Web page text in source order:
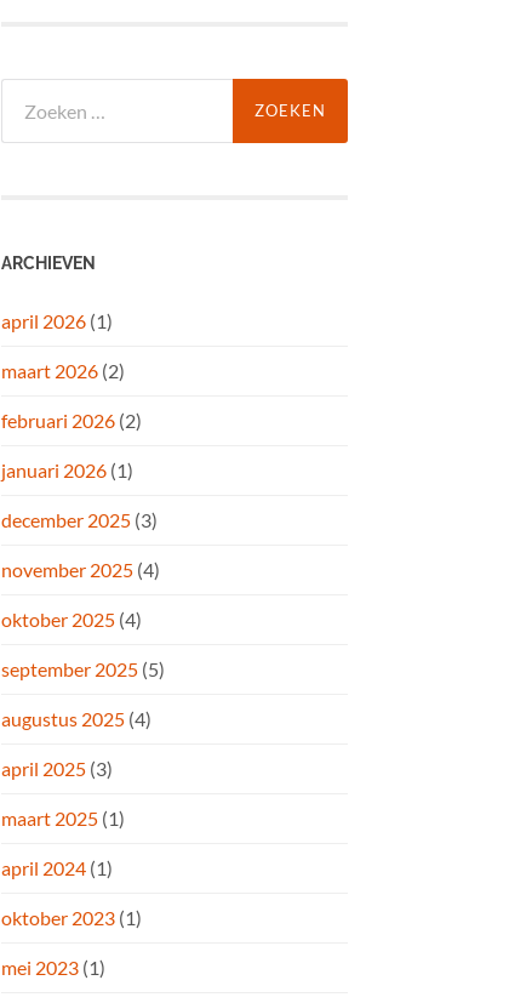
naar:
ARCHIEVEN
april 2026 (1)
maart 2026 (2)
februari 2026 (2)
januari 2026 (1)
december 2025 (3)
november 2025 (4)
oktober 2025 (4)
september 2025 (5)
augustus 2025 (4)
april 2025 (3)
maart 2025 (1)
april 2024 (1)
oktober 2023 (1)
mei 2023 (1)